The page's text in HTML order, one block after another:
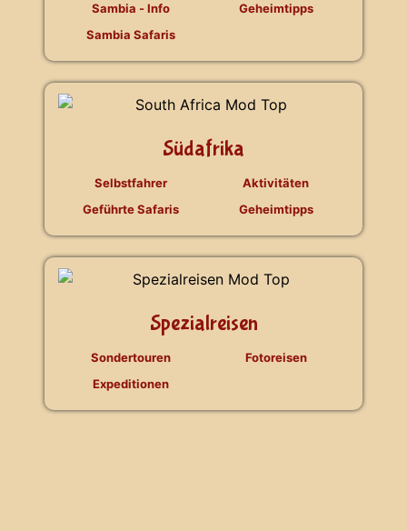
Sambia - Info
Sambia Safaris
Geheimtipps
Südafrika
Selbstfahrer
Geführte Safaris
Aktivitäten
Geheimtipps
Spezialreisen
Sondertouren
Expeditionen
Fotoreisen